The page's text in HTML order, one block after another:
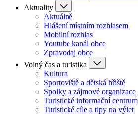
Aktuality
Aktuálně
Hlášení místním rozhlasem
Mobilní rozhlas
Youtube kanál obce
Zpravodaj obce
Volný čas a turistika
Kultura
Sportoviště a dětská hřiště
Spolky a zájmové organizace
Turistické informační centrum
Turistické cíle a tipy na výlet